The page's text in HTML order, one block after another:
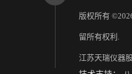
版权所有
留所有权利.
江苏天瑞仪器